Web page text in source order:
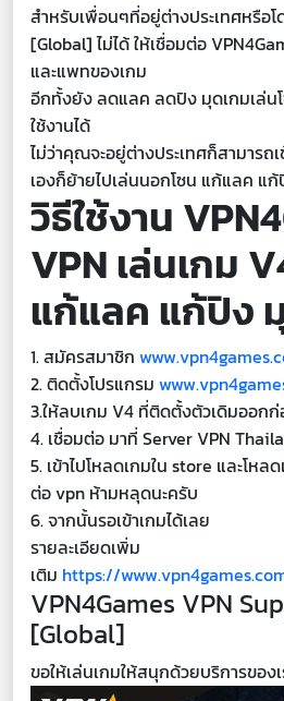
สำหรับเพื่อนๆที่อยู่ต่างประเทศหรือ
[Global] ไม่ได้ ให้เชื่อมต่อ
และแพทของเกม
อีกทั้งยัง ลดแลค ลดปิง มุดเกมเล่น
ใช้งานได้
ไม่ว่าคุณจะอยู่ต่างประเทศก็สามารถเ
เองก็ย้ายไปเล่นนอกโซน แก้แลค แ
วิธีใช้งาน
VPN เล่นเกม
แก้แลค แก้ปิง
1. สมัครสมาชิก
2. ติดตั้งโปรแกรม
3.ให้ลบเกม V4 ที่ติดตั้งตัวเดิมออก
4. เชื่อมต่อ มาที่ Server VPN
5. เข้าไปโหลดเกมใน store และโห
ต่อ vpn ห้ามหลุดนะครับ
6. จากนั้นรอเข้าเกมได้เลย
รายละเอียดเพิ่ม
เติม https://
VPN4Games VPN
[Global]
ขอให้เล่นเกมให้สนุกด้วยบริการของเ